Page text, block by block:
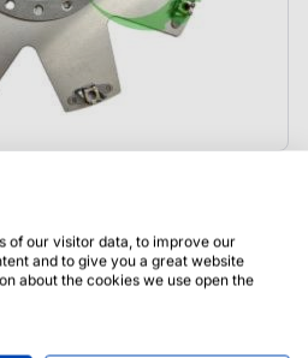
płyt
of our visitor data, to improve our
and to give you a great website
about the cookies we use open the